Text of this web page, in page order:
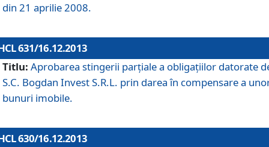
din 21 aprilie 2008.
631/16.12.2013
Titlu: Aprobarea stingerii parţiale a obligaţiilor datorate
S.C. Bogdan Invest S.R.L. prin darea în compensare a
bunuri imobile.
630/16.12.2013